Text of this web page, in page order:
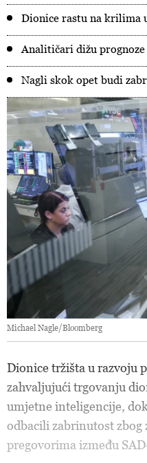
Dionice rastu na krilima
Analitičari dižu
Nagli skok opet budi
Michael Nagle/Bloomberg
Dionice tržišta u razvoju
zahvaljujući trgovanju
umjetne inteligencije,
odbacili zabrinutost
pregovorima između